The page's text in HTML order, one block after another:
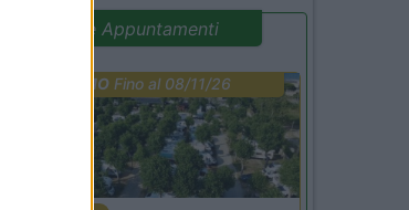
Promo e Appuntamenti
PROMO Fino al 08/11/26